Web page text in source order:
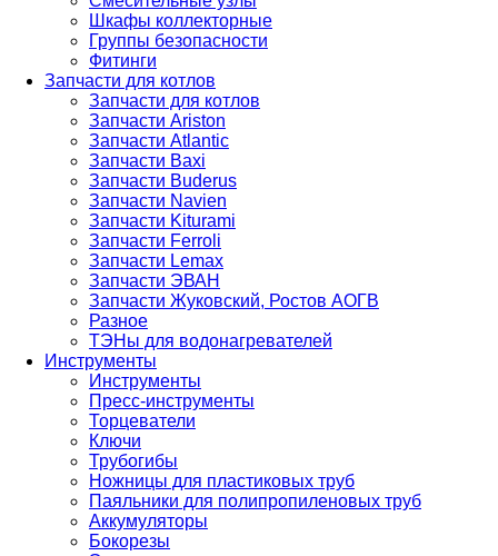
Шкафы коллекторные
Группы безопасности
Фитинги
Запчасти для котлов
Запчасти для котлов
Запчасти Ariston
Запчасти Atlantic
Запчасти Baxi
Запчасти Buderus
Запчасти Navien
Запчасти Kiturami
Запчасти Ferroli
Запчасти Lemax
Запчасти ЭВАН
Запчасти Жуковский, Ростов АОГВ
Разное
ТЭНы для водонагревателей
Инструменты
Инструменты
Пресс-инструменты
Торцеватели
Ключи
Трубогибы
Ножницы для пластиковых труб
Паяльники для полипропиленовых труб
Аккумуляторы
Бокорезы